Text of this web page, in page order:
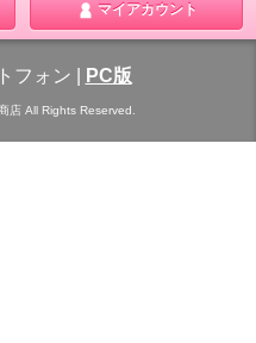
マイアカウント
フォン PC版
店 All Rights Reserved.